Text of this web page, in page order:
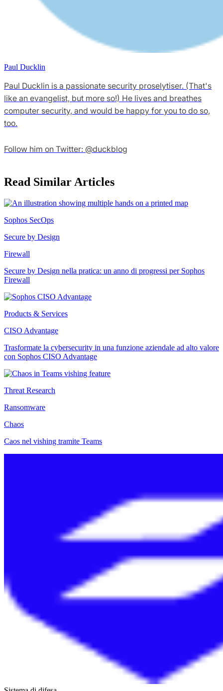
Paul Ducklin
Paul Ducklin is a passionate security proselytiser. (That's
like an evangelist, but more so!) He lives and breathes
computer security, and would be happy for you to do so,
too.
Follow him on Twitter: @duckblog
Read Similar Articles
Sophos SecOps
Secure by Design
Firewall
Secure by Design nella pratica: un anno di progressi per Sophos
Firewall
Products & Services
CISO Advantage
Trasformate la cybersecurity in una funzione aziendale ad alto valore
con Sophos CISO Advantage
Threat Research
Ransomware
Chaos
Caos nel vishing tramite Teams